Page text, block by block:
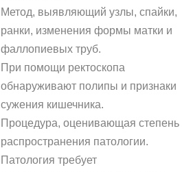
Метод, выявляющий узлы, спайки,
ранки, изменения формы матки и
фаллопиевых труб.
При помощи ректоскопа
обнаруживают полипы и признаки
сужения кишечника.
Процедура, оценивающая степень
распространения патологии.
Патология требует